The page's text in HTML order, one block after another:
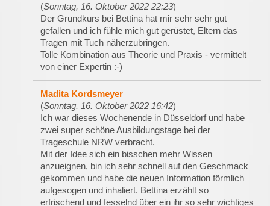
(Sonntag, 16. Oktober 2022 22:23)
Der Grundkurs bei Bettina hat mir sehr sehr gut
gefallen und ich fühle mich gut gerüstet, Eltern das
Tragen mit Tuch näherzubringen.
Tolle Kombination aus Theorie und Praxis - vermittelt
von einer Expertin :-)
Madita Kordsmeyer
(Sonntag, 16. Oktober 2022 16:42)
Ich war dieses Wochenende in Düsseldorf und habe
zwei super schöne Ausbildungstage bei der
Trageschule NRW verbracht.
Mit der Idee sich ein bisschen mehr Wissen
anzueignen, bin ich sehr schnell auf den Geschmack
gekommen und habe die neuen Information förmlich
aufgesogen und inhaliert. Bettina erzählt so
erfrischend und fesselnd über ein ihr so sehr wichtiges